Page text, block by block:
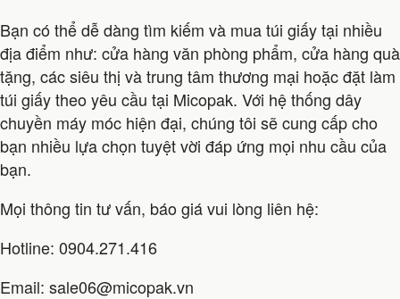
Bạn có thể dễ dàng tìm kiếm và mua túi giấy tại nhiều
địa điểm như: cửa hàng văn phòng phẩm, cửa hàng quà
tặng, các siêu thị và trung tâm thương mại hoặc đặt làm
túi giấy theo yêu cầu tại Micopak. Với hệ thống dây
chuyền máy móc hiện đại, chúng tôi sẽ cung cấp cho
bạn nhiều lựa chọn tuyệt vời đáp ứng mọi nhu cầu của
bạn.
Mọi thông tin tư vấn, báo giá vui lòng liên hệ:
Hotline: 0904.271.416
Email: sale06@micopak.vn